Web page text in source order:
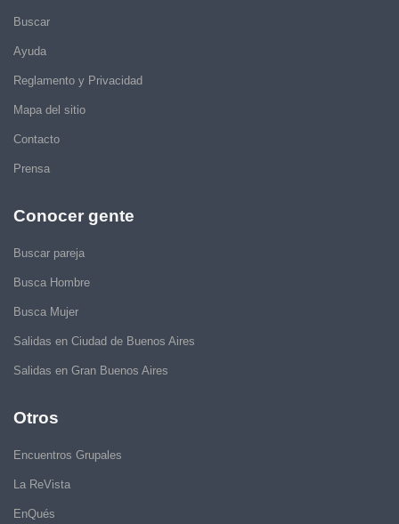
Buscar
Ayuda
Reglamento y Privacidad
Mapa del sitio
Contacto
Prensa
Conocer gente
Buscar pareja
Busca Hombre
Busca Mujer
Salidas en Ciudad de Buenos Aires
Salidas en Gran Buenos Aires
Otros
Encuentros Grupales
La ReVista
EnQués